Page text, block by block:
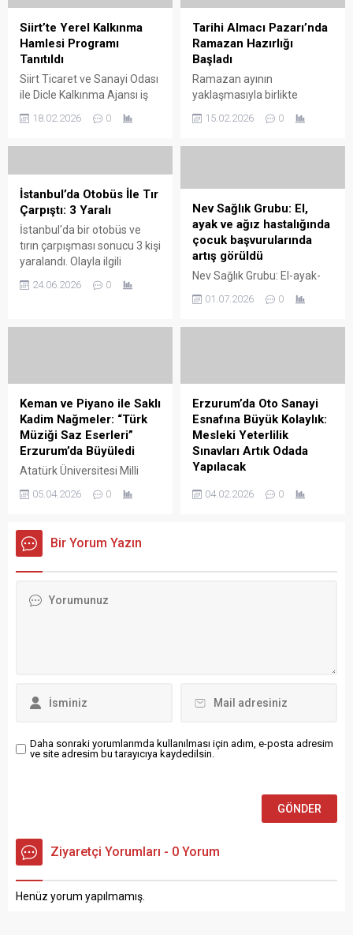
Siirt’te Yerel Kalkınma
Hamlesi Programı
Tanıtıldı
Siirt Ticaret ve Sanayi Odası
ile Dicle Kalkınma Ajansı iş
Kalkınma Hamlesi Programı"
Müzesi konferans
salonunda, sağlanan destek
unsurları ve Siirt’e sunacağı
18.02.2026 0
Tarihi Almacı Pazarı’nda
Ramazan Hazırlığı
Başladı
Ramazan ayının
yaklaşmasıyla birlikte
Pazarı’nda esnaf,
Gaziantep’in tarihi çarşı ve
pazarlarında alışveriş
hareketliliği başladı.
Ramazan ayı ...
15.02.2026 0
İstanbul’da Otobüs İle Tır
Çarpıştı: 3 Yaralı
İstanbul'da bir otobüs ve
tırın çarpışması sonucu 3 kişi
yaralandı. Olayla ilgili
gelişmeler için haberimizi
24.06.2026 0
Nev Sağlık Grubu: El,
ayak ve ağız hastalığında
çocuk başvurularında
artış görüldü
Nev Sağlık Grubu: El-ayak-
başvurularında artış;
01.07.2026 0
Keman ve Piyano ile Saklı
Kadim Nağmeler: “Türk
Müziği Saz Eserleri”
Erzurum’da Büyüledi
Atatürk Üniversitesi Milli
Konferans Salonu, sanatın
gücüne unutulmaz bir
şekilde ev sahipliği yaptı.
dinleyicilerini kültürel
05.04.2026 0
Erzurum’da Oto Sanayi
Esnafına Büyük Kolaylık:
Mesleki Yeterlilik
Sınavları Artık Odada
Yapılacak
ustalara müjde! Erzurum’da
04.02.2026 0
Bir Yorum Yazın
Daha sonraki yorumlarımda kullanılması için adım, e-posta adresim
ve site adresim bu tarayıcıya kaydedilsin.
Ziyaretçi Yorumları - 0 Yorum
Henüz yorum yapılmamış.